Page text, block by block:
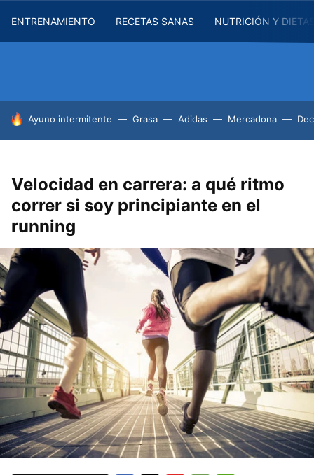
ENTRENAMIENTO RECETAS SANAS NUTRICIÓN Y
HOY SE HABLA DE
Ayuno intermitente Grasa Adidas Mercadona
Velocidad en carrera: a qué ritmo
correr si soy principiante en el
running